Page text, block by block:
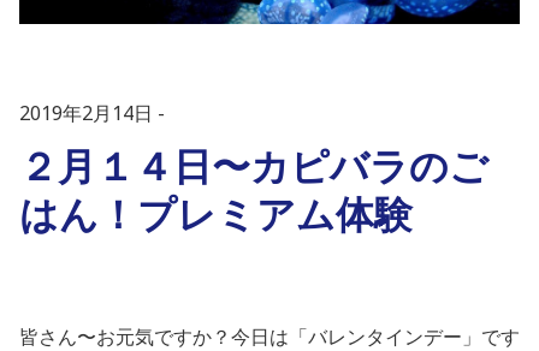
2019年2月14日
２月１４日〜カピバラのご
はん！プレミアム体験
皆さん〜お元気ですか？今日は「バレンタインデー」です